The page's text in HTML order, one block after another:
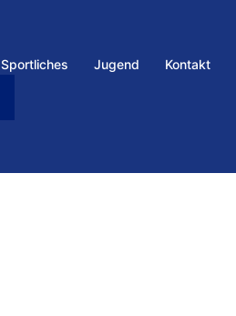
Sportliches Jugend Kontakt